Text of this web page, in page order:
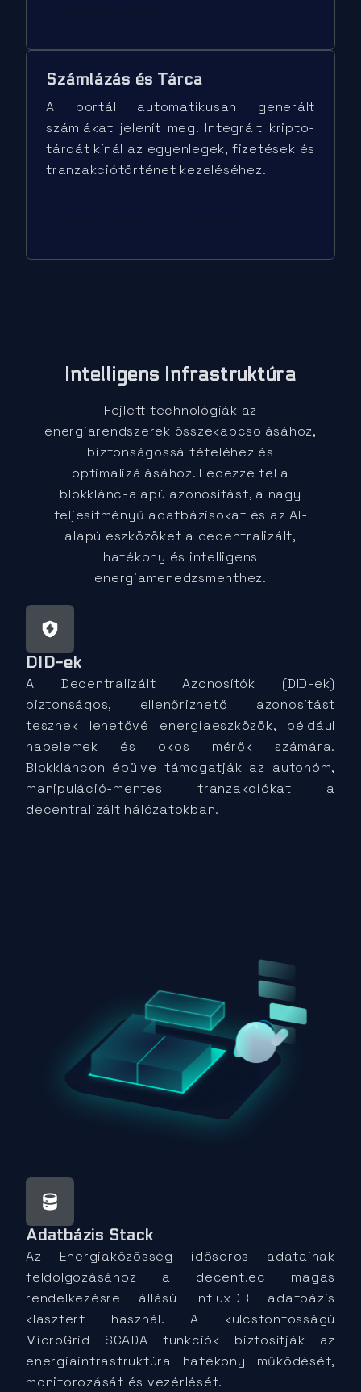
Számlázás és Tárca
A portál automatikusan generált
számlákat jelenít meg. Integrált kripto-
tárcát kínál az egyenlegek, fizetések és
tranzakciótörténet kezeléséhez.
Intelligens Infrastruktúra
Fejlett technológiák az
energiarendszerek összekapcsolásához,
biztonságossá tételéhez és
optimalizálásához. Fedezze fel a
blokklánc-alapú azonosítást, a nagy
teljesítményű adatbázisokat és az AI-
alapú eszközöket a decentralizált,
hatékony és intelligens
energiamenedzsmenthez.
DID-ek
A Decentralizált Azonosítók (DID-ek)
biztonságos, ellenőrizhető azonosítást
tesznek lehetővé energiaeszközök, például
napelemek és okos mérők számára.
Blokkláncon épülve támogatják az autonóm,
manipuláció-mentes tranzakciókat a
decentralizált hálózatokban.
Adatbázis Stack
Az Energiaközösség idősoros adatainak
feldolgozásához a decent.ec magas
rendelkezésre állású InfluxDB adatbázis
klasztert használ. A kulcsfontosságú
MicroGrid SCADA funkciók biztosítják az
energiainfrastruktúra hatékony működését,
monitorozását és vezérlését.